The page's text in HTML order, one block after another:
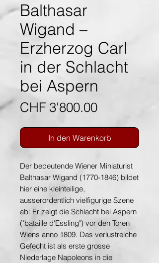
Balthasar
Wigand –
Erzherzog Carl
in der Schlacht
bei Aspern
CHF 3'800.00Preis
In den Warenkorb
Der bedeutende Wiener Miniaturist
Balthasar Wigand (1770-1846) bildet
hier eine kleinteilige,
ausserordentlich vielfigurige Szene
ab: Er zeigt die Schlacht bei Aspern
("bataille d'Essling") vor den Toren
Wiens anno 1809. Das verlustreiche
Gefecht ist als erste grosse
Niederlage Napoleons in die